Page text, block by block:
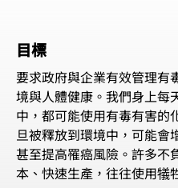
目標
要求政府與企業有效管理有
境與人體健康。我們身上每
中，都可能使用有毒有害的
旦被釋放到環境中，可能會
甚至提高罹癌風險。許多不
本、快速生產，往往使用犠